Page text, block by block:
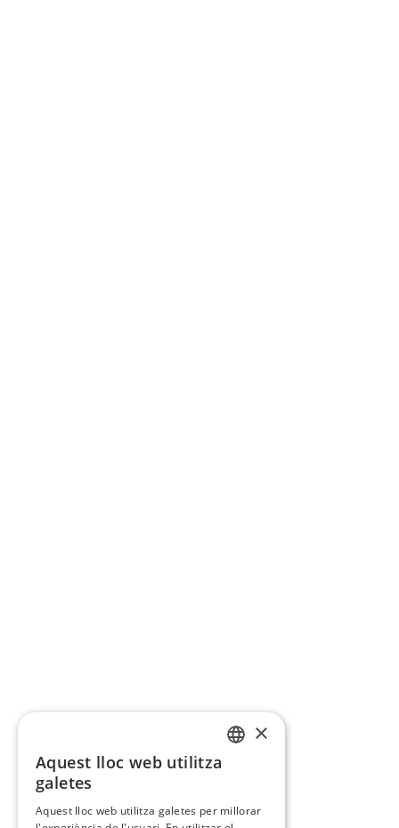
×
Aquest lloc web utilitza
galetes
Aquest lloc web utilitza galetes per millorar